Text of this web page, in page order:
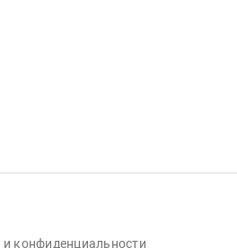
и конфиденциальности